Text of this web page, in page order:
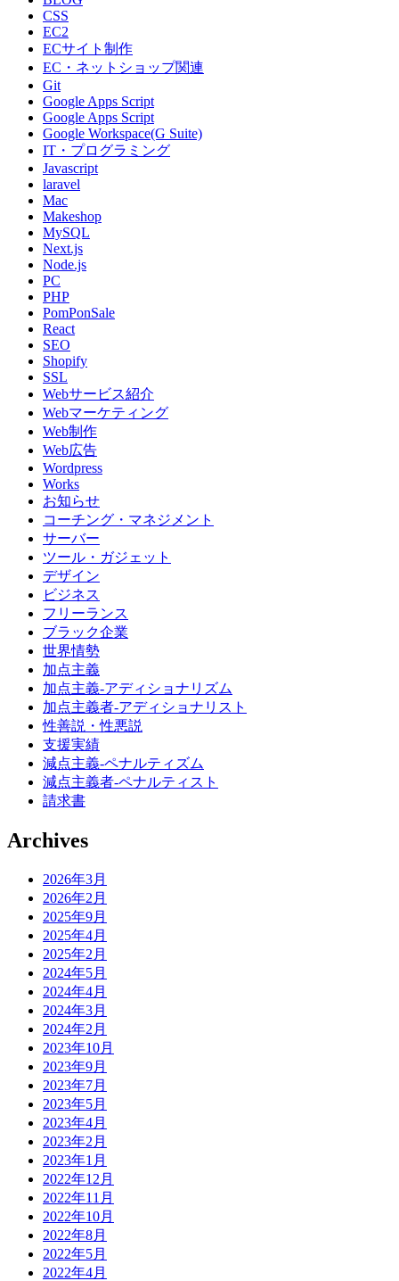
CSS
EC2
ECサイト制作
EC・ネットショップ関連
Git
Google Apps Script
Google Apps Script
Google Workspace(G Suite)
IT・プログラミング
Javascript
laravel
Mac
Makeshop
MySQL
Next.js
Node.js
PC
PHP
PomPonSale
React
SEO
Shopify
SSL
Webサービス紹介
Webマーケティング
Web制作
Web広告
Wordpress
Works
お知らせ
コーチング・マネジメント
サーバー
ツール・ガジェット
デザイン
ビジネス
フリーランス
ブラック企業
世界情勢
加点主義
加点主義-アディショナリズム
加点主義者-アディショナリスト
性善説・性悪説
支援実績
減点主義-ペナルティズム
減点主義者-ペナルティスト
請求書
Archives
2026年3月
2026年2月
2025年9月
2025年4月
2025年2月
2024年5月
2024年4月
2024年3月
2024年2月
2023年10月
2023年9月
2023年7月
2023年5月
2023年4月
2023年2月
2023年1月
2022年12月
2022年11月
2022年10月
2022年8月
2022年5月
2022年4月